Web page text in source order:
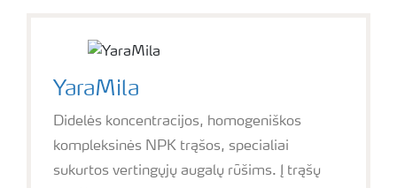
YaraMila
Didelės koncentracijos, homogeniškos
kompleksinės NPK trąšos, specialiai
sukurtos vertingųjų augalų rūšims. Į trąšų